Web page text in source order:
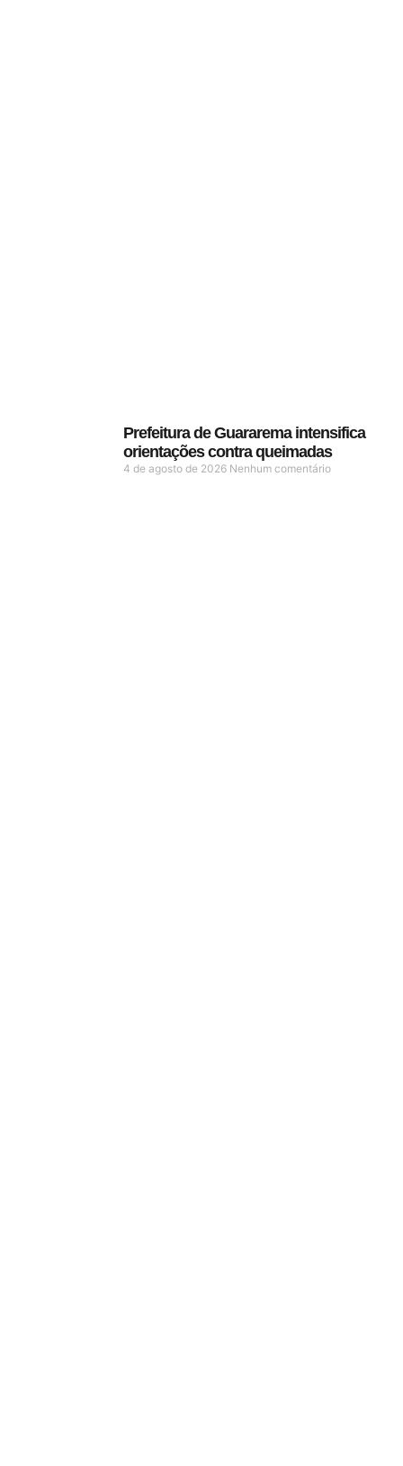
Prefeitura de Guararema intensifica
orientações contra queimadas
4 de agosto de 2026 Nenhum comentário